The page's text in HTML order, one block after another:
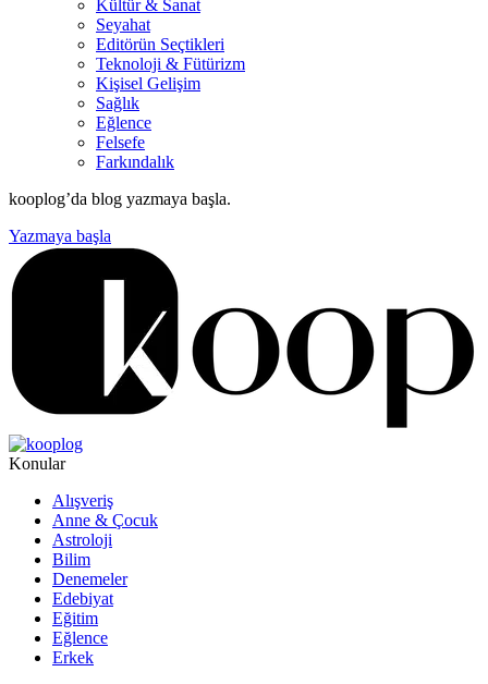
Kültür & Sanat
Seyahat
Editörün Seçtikleri
Teknoloji & Fütürizm
Kişisel Gelişim
Sağlık
Eğlence
Felsefe
Farkındalık
kooplog’da blog yazmaya başla.
Yazmaya başla
Konular
Alışveriş
Anne & Çocuk
Astroloji
Bilim
Denemeler
Edebiyat
Eğitim
Eğlence
Erkek